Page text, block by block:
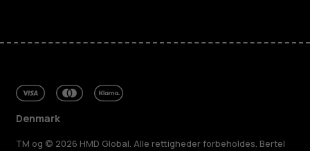
Denmark
TM og © 2026 HMD Global. Alle rettigheder forbeholdes. Bertel